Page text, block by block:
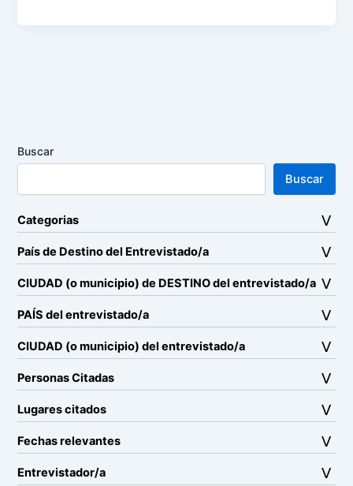
Buscar
Buscar
Categorias
País de Destino del Entrevistado/a
CIUDAD (o municipio) de DESTINO del entrevistado/a
PAÍS del entrevistado/a
CIUDAD (o municipio) del entrevistado/a
Personas Citadas
Lugares citados
Fechas relevantes
Entrevistador/a